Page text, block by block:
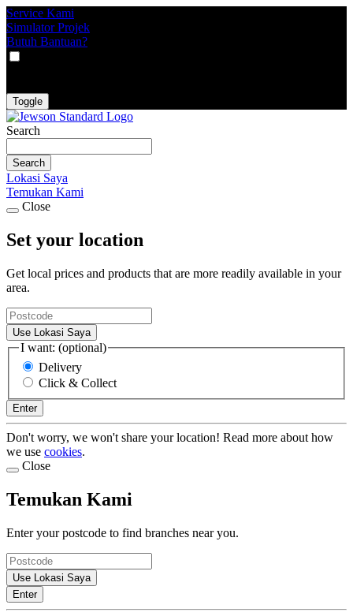
Service Kami
Simulator Projek
Butuh Bantuan?
Toggle
Search
Search
Lokasi Saya
Temukan Kami
Close
Set your location
Get local prices and products that are more readily available in your
area.
Use Lokasi Saya
I want: (optional)
Delivery
Click & Collect
Enter
Don't worry, we won't share your location! Read more about how
we use cookies.
Close
Temukan Kami
Enter your postcode to find branches near you.
Use Lokasi Saya
Enter